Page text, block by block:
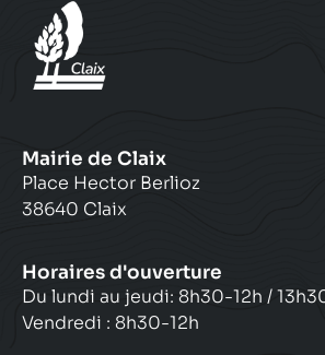
Mairie de Claix
Place Hector Berlioz
38640 Claix
Horaires d'ouverture
Du lundi au jeudi: 8h30-12h /
Vendredi : 8h30-12h